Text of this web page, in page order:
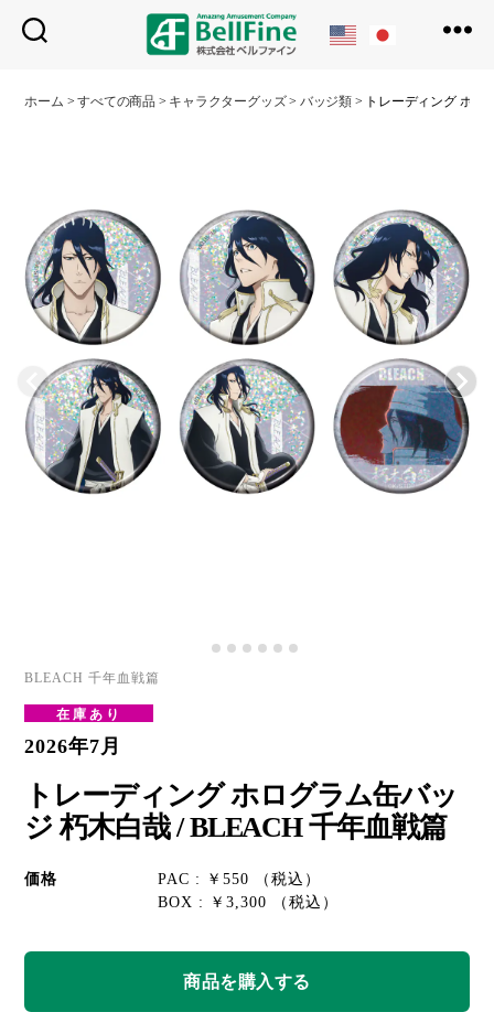
フ
ホーム >すべての商品 > キャラクターグッズ> バッジ類> トレーディング ホロ
BLEACH 千年血戦篇
在庫あり
2026年7月
トレーディング ホログラム缶バッ
ジ 朽木白哉 / BLEACH 千年血戦篇
価格
PAC : ￥550 （税込）
BOX : ￥3,300 （税込）